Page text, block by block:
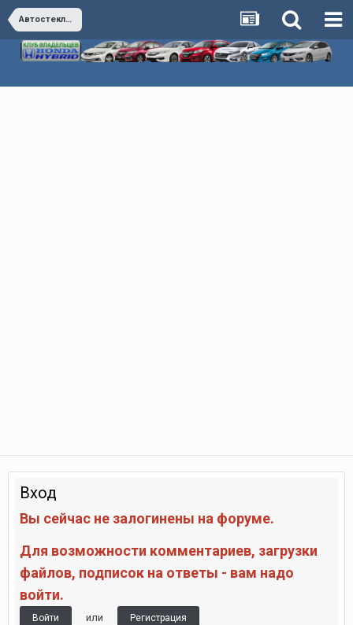
Автостекло. Автосвет
Вход
Вы сейчас не залогинены на форуме.
Для возможности комментариев, загрузки
файлов, подписок на ответы - вам надо
войти.
Войти или Регистрация